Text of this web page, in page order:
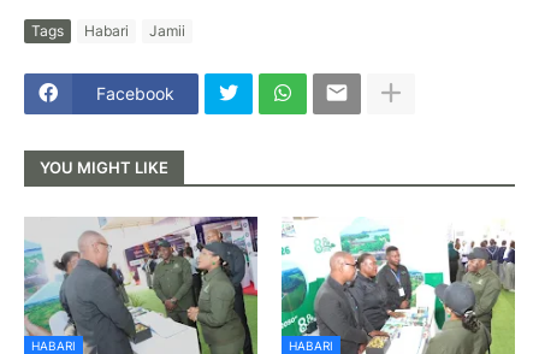
Tags Habari Jamii
Facebook
YOU MIGHT LIKE
HABARI HABARI